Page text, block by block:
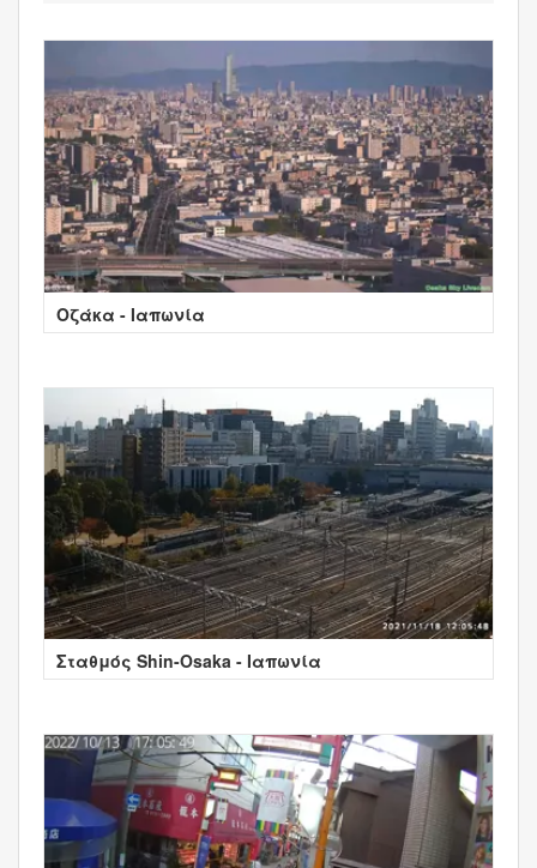
Οζάκα - Ιαπωνία
Σταθμός Shin-Osaka - Ιαπωνία